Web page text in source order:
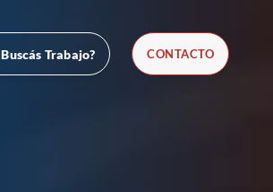
Buscás Trabajo? CONTACTO